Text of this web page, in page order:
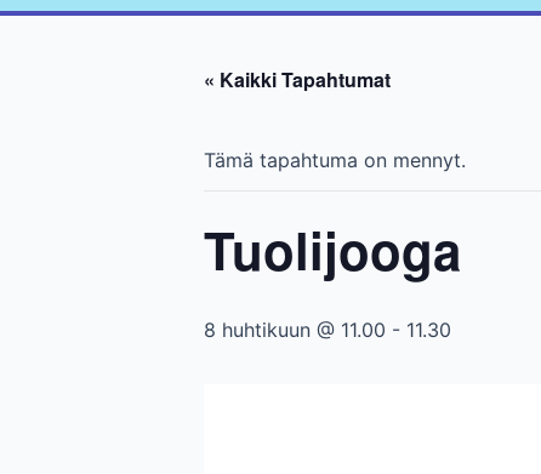
« Kaikki Tapahtumat
Tämä tapahtuma on mennyt.
Tuolijooga
8 huhtikuun @ 11.00 - 11.30